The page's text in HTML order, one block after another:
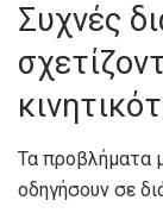
Συχνές
Τα προβλήματα
οδηγήσουν σε